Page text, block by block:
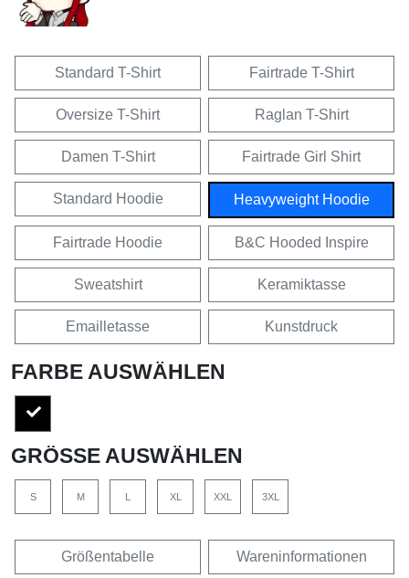
Standard T-Shirt Fairtrade T-Shirt
Oversize T-Shirt Raglan T-Shirt
Damen T-Shirt Fairtrade Girl Shirt
Standard Hoodie Heavyweight Hoodie
Fairtrade Hoodie B&C Hooded Inspire
Sweatshirt Keramiktasse
Emailletasse Kunstdruck
FARBE AUSWÄHLEN
GRÖSSE AUSWÄHLEN
S M L XL XXL 3XL
Größentabelle Wareninformationen